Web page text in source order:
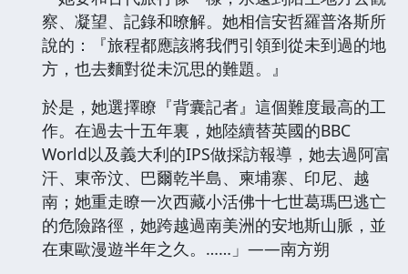
察、凝望、記錄和暸解。她相信安哲羅普洛斯所
說的：『旅程都應該將我們引領到從未到過的地
方，也去麵對從未沉思的難題。』
於是，她選擇瞭『背囊記者』這個難度最高的工
作。在過去十五年裏，她陸續替英國的BBC
World以及義大利的IPS做採訪報導，她去過阿富
汗、東帝汶、巴爾乾半島、柬埔寨、印尼、越
南；她重走瞭一次西藏小活佛十七世葛瑪巴逃亡
的危險路徑，她跨越過南美洲的安地斯山脈，並
在東歐漫遊半年之久。……」——南方朔